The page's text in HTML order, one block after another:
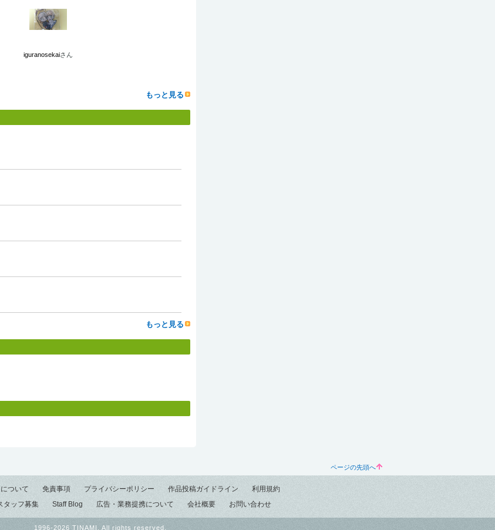
iguranosekaiさん
もっと見る
もっと見る
ページの先頭へ
ついて 免責事項 プライバシーポリシー 作品投稿ガイドライン
利用規約
タッフ募集 Staff Blog 広告・業務提携について 会社概要 お問い合わせ
1996-2026 TINAMI. All rights reserved.